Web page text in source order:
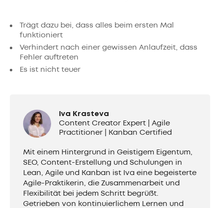
Trägt dazu bei, dass alles beim ersten Mal
funktioniert
Verhindert nach einer gewissen Anlaufzeit, dass
Fehler auftreten
Es ist nicht teuer
Iva Krasteva
Content Creator Expert | Agile
Practitioner | Kanban Certified
Mit einem Hintergrund in Geistigem Eigentum,
SEO, Content-Erstellung und Schulungen in
Lean, Agile und Kanban ist Iva eine begeisterte
Agile-Praktikerin, die Zusammenarbeit und
Flexibilität bei jedem Schritt begrüßt.
Getrieben von kontinuierlichem Lernen und